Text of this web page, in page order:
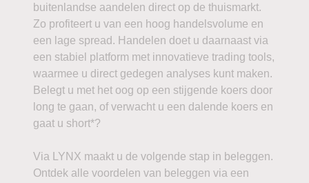
buitenlandse aandelen direct op de thuismarkt.
Zo profiteert u van een hoog handelsvolume en
een lage spread. Handelen doet u daarnaast via
een stabiel platform met innovatieve trading tools,
waarmee u direct gedegen analyses kunt maken.
Belegt u met het oog op een stijgende koers door
long te gaan, of verwacht u een dalende koers en
gaat u short*?
Via LYNX maakt u de volgende stap in beleggen.
Ontdek alle voordelen van beleggen via een